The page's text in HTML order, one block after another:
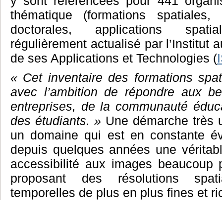
thématique (formations spatiales,
doctorales, applications
régulièrement actualisé par l’Institut
de ses Applications et Technologies (
« Cet inventaire des formations
avec l’ambition de répondre aux
entreprises, de la communauté
des étudiants. » Une démarche très
un domaine qui est en constante
depuis quelques années une
accessibilité aux images beaucoup
proposant des résolutions
temporelles de plus en plus fines et